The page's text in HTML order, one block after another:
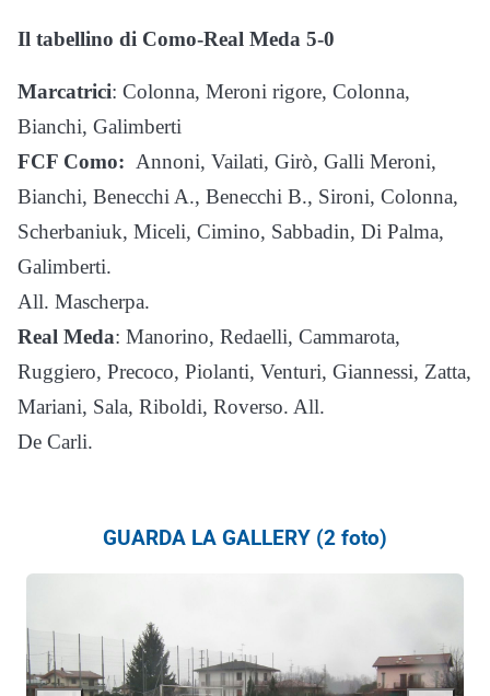
Il tabellino di Como-Real Meda 5-0
Marcatrici: Colonna, Meroni rigore, Colonna,
Bianchi, Galimberti
FCF Como: Annoni, Vailati, Girò, Galli Meroni,
Bianchi, Benecchi A., Benecchi B., Sironi, Colonna,
Scherbaniuk, Miceli, Cimino, Sabbadin, Di Palma,
Galimberti.
All. Mascherpa.
Real Meda: Manorino, Redaelli, Cammarota,
Ruggiero, Precoco, Piolanti, Venturi, Giannessi, Zatta,
Mariani, Sala, Riboldi, Roverso. All.
De Carli.
GUARDA LA GALLERY (2 foto)